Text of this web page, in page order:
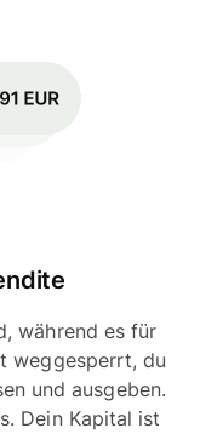
während es für
weggesperrt, du
und ausgeben.
Dein Kapital ist